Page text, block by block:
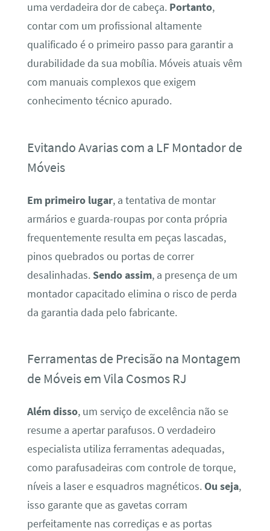
uma verdadeira dor de cabeça. Portanto,
contar com um profissional altamente
qualificado é o primeiro passo para garantir a
durabilidade da sua mobília. Móveis atuais vêm
com manuais complexos que exigem
conhecimento técnico apurado.
Evitando Avarias com a LF Montador de
Móveis
Em primeiro lugar, a tentativa de montar
armários e guarda-roupas por conta própria
frequentemente resulta em peças lascadas,
pinos quebrados ou portas de correr
desalinhadas. Sendo assim, a presença de um
montador capacitado elimina o risco de perda
da garantia dada pelo fabricante.
Ferramentas de Precisão na Montagem
de Móveis em Vila Cosmos RJ
Além disso, um serviço de excelência não se
resume a apertar parafusos. O verdadeiro
especialista utiliza ferramentas adequadas,
como parafusadeiras com controle de torque,
níveis a laser e esquadros magnéticos.Ou seja,
isso garante que as gavetas corram
perfeitamente nas corrediças e as portas